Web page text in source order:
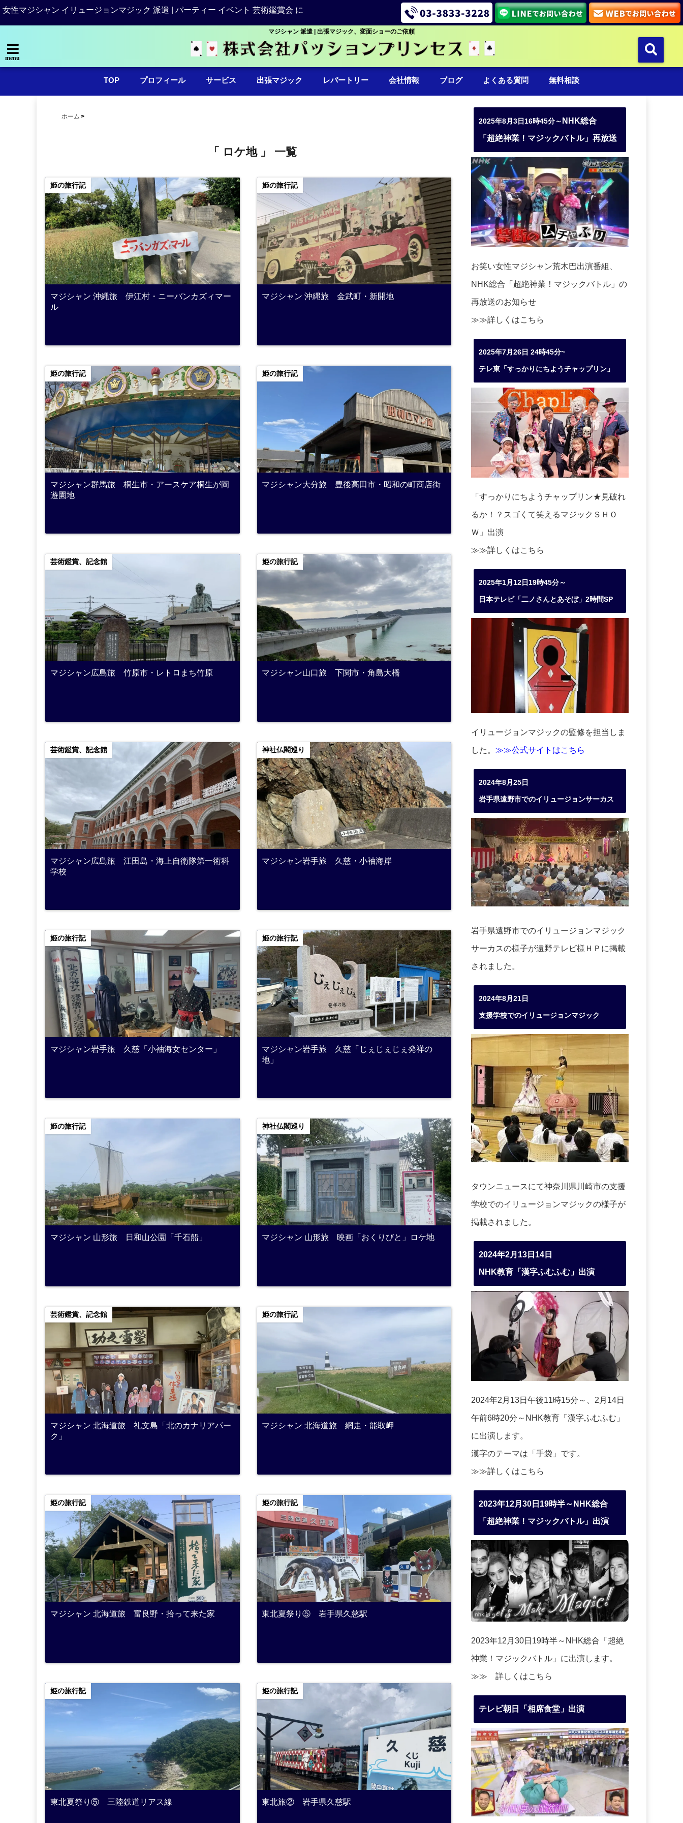
女性マジシャン イリュージョンマジック 派遣 | パーティー イベント 芸術鑑賞会 に
マジシャン 派遣 | 出張マジック、変面ショーのご依頼
menu
TOP プロフィール サービス 出張マジック レパートリー 会社情報 ブログ よくある質問 無料相談
ホーム
「 ロケ地 」 一覧
姫の旅行記
マジシャン 沖縄旅 伊江村・ニーバンカズィマー
ル
姫の旅行記
マジシャン 沖縄旅 金武町・新開地
姫の旅行記
マジシャン群馬旅 桐生市・アースケア桐生が岡
遊園地
姫の旅行記
マジシャン大分旅 豊後高田市・昭和の町商店街
芸術鑑賞、記念館
マジシャン広島旅 竹原市・レトロまち竹原
姫の旅行記
マジシャン山口旅 下関市・角島大橋
芸術鑑賞、記念館
マジシャン広島旅 江田島・海上自衛隊第一術科
学校
神社仏閣巡り
マジシャン岩手旅 久慈・小袖海岸
姫の旅行記
マジシャン岩手旅 久慈「小袖海女センター」
姫の旅行記
マジシャン岩手旅 久慈「じぇじぇじぇ発祥の
地」
姫の旅行記
マジシャン 山形旅 日和山公園「千石船」
神社仏閣巡り
マジシャン 山形旅 映画「おくりびと」ロケ地
芸術鑑賞、記念館
マジシャン 北海道旅 礼文島「北のカナリアパー
ク」
姫の旅行記
マジシャン 北海道旅 網走・能取岬
姫の旅行記
マジシャン 北海道旅 富良野・拾って来た家
姫の旅行記
東北夏祭り⑤ 岩手県久慈駅
姫の旅行記
東北夏祭り⑤ 三陸鉄道リアス線
姫の旅行記
東北旅② 岩手県久慈駅
2025年8月3日16時45分～ NHK総合
「超絶神業！マジックバトル」再放送
お笑い女性マジシャン荒木巴出演番組、
NHK総合「超絶神業！マジックバトル」の
再放送のお知らせ
≫≫詳しくはこちら
2025年7月26日 24時45分~
テレ東「すっかりにちようチャップリン」
「すっかりにちようチャップリン★見破れ
るか！？スゴくて笑えるマジックＳＨＯ
Ｗ」出演
≫≫詳しくはこちら
2025年1月12日19時45分～
日本テレビ「二ノさんとあそぼ」2時間SP
イリュージョンマジックの監修を担当しま
した。 ≫≫公式サイトはこちら
2024年8月25日
岩手県遠野市でのイリュージョンサーカス
岩手県遠野市でのイリュージョンマジック
サーカスの様子が遠野テレビ様ＨＰに掲載
されました。
2024年8月21日
支援学校でのイリュージョンマジック
タウンニュースにて神奈川県川崎市の支援
学校でのイリュージョンマジックの様子が
掲載されました。
2024年2月13日14日
NHK教育「漢字ふむふむ」出演
2024年2月13日午後11時15分～、2月14日
午前6時20分～NHK教育「漢字ふむふむ」
に出演します。
漢字のテーマは「手袋」です。
≫≫詳しくはこちら
2023年12月30日19時半～NHK総合
「超絶神業！マジックバトル」出演
2023年12月30日19時半～NHK総合「超絶
神業！マジックバトル」に出演します。
≫≫ 詳しくはこちら
テレビ朝日「相席食堂」出演